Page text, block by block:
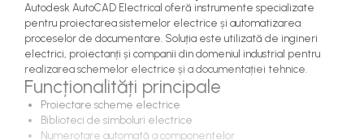
Autodesk AutoCAD Electrical oferă instrumente specializate
pentru proiectarea sistemelor electrice și automatizarea
proceselor de documentare. Soluția este utilizată de ingineri
electrici, proiectanți și companii din domeniul industrial pentru
realizarea schemelor electrice și a documentației tehnice.
Funcționalități principale
Proiectare scheme electrice
Biblioteci de simboluri electrice
Numerotare automată a componentelor